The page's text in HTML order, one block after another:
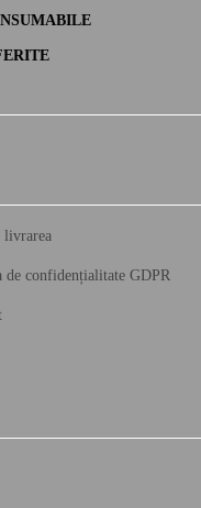
livrarea
de confidențialitate GDPR